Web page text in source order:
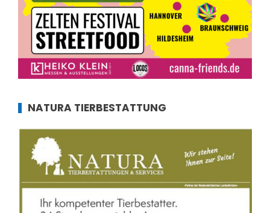
NATURA TIERBESTATTUNG